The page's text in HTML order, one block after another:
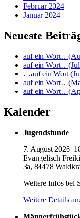
Februar 2024
Januar 2024
Neueste
auf ein
auf ein
…auf ein Wort
auf ein
auf ein
Kalender
Jugendstunde
7. August 2026
Evangelisch
3a, 84478
Weitere Infos bei
Weitere Details